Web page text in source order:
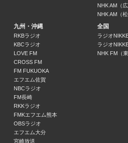
ニュース
13:00 ～ 13:05
こどもぽかぽか ほっこりストーリー 第４
松屋真由子(脚本)/荒木さくら(朗読)
13:05 ～ 13:10
こどもぽかぽか ほっこりストーリー「み
どいかや(脚本)/合原明子(朗読)
13:10 ～ 13:15
こどもぽかぽか ほっこりストーリー 第
NHK AM（広
NHK AM（松
九州・沖縄
RKBラジオ
KBCラジオ
LOVE FM
CROSS FM
FM FUKUOKA
エフエム佐賀
NBCラジオ
FM長崎
RKKラジオ
FMKエフエム熊本
OBSラジオ
エフエム大分
宮崎放送
全国
ラジオ
ラジオ
NHK FM（東